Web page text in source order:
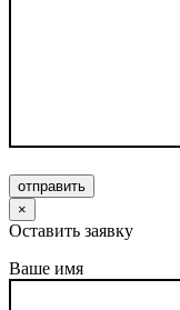
отправить
×
Оставить заявку
Ваше имя